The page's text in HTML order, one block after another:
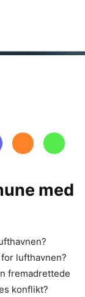
med
lufthavnen?
fremadrettede
konflikt?